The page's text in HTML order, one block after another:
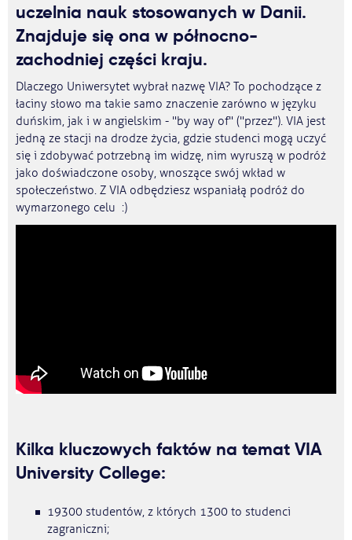
uczelnia nauk stosowanych w Danii.
Znajduje się ona w północno-
zachodniej części kraju.
Dlaczego Uniwersytet wybrał nazwę VIA? To pochodzące z
łaciny słowo ma takie samo znaczenie zarówno w języku
duńskim, jak i w angielskim - "by way of" ("przez"). VIA jest
jedną ze stacji na drodze życia, gdzie studenci mogą uczyć
się i zdobywać potrzebną im widzę, nim wyruszą w podróż
jako doświadczone osoby, wnoszące swój wkład w
społeczeństwo. Z VIA odbędziesz wspaniałą podróż do
wymarzonego celu :)
Kilka kluczowych faktów na temat VIA
University College:
19300 studentów, z których 1300 to studenci
zagraniczni;